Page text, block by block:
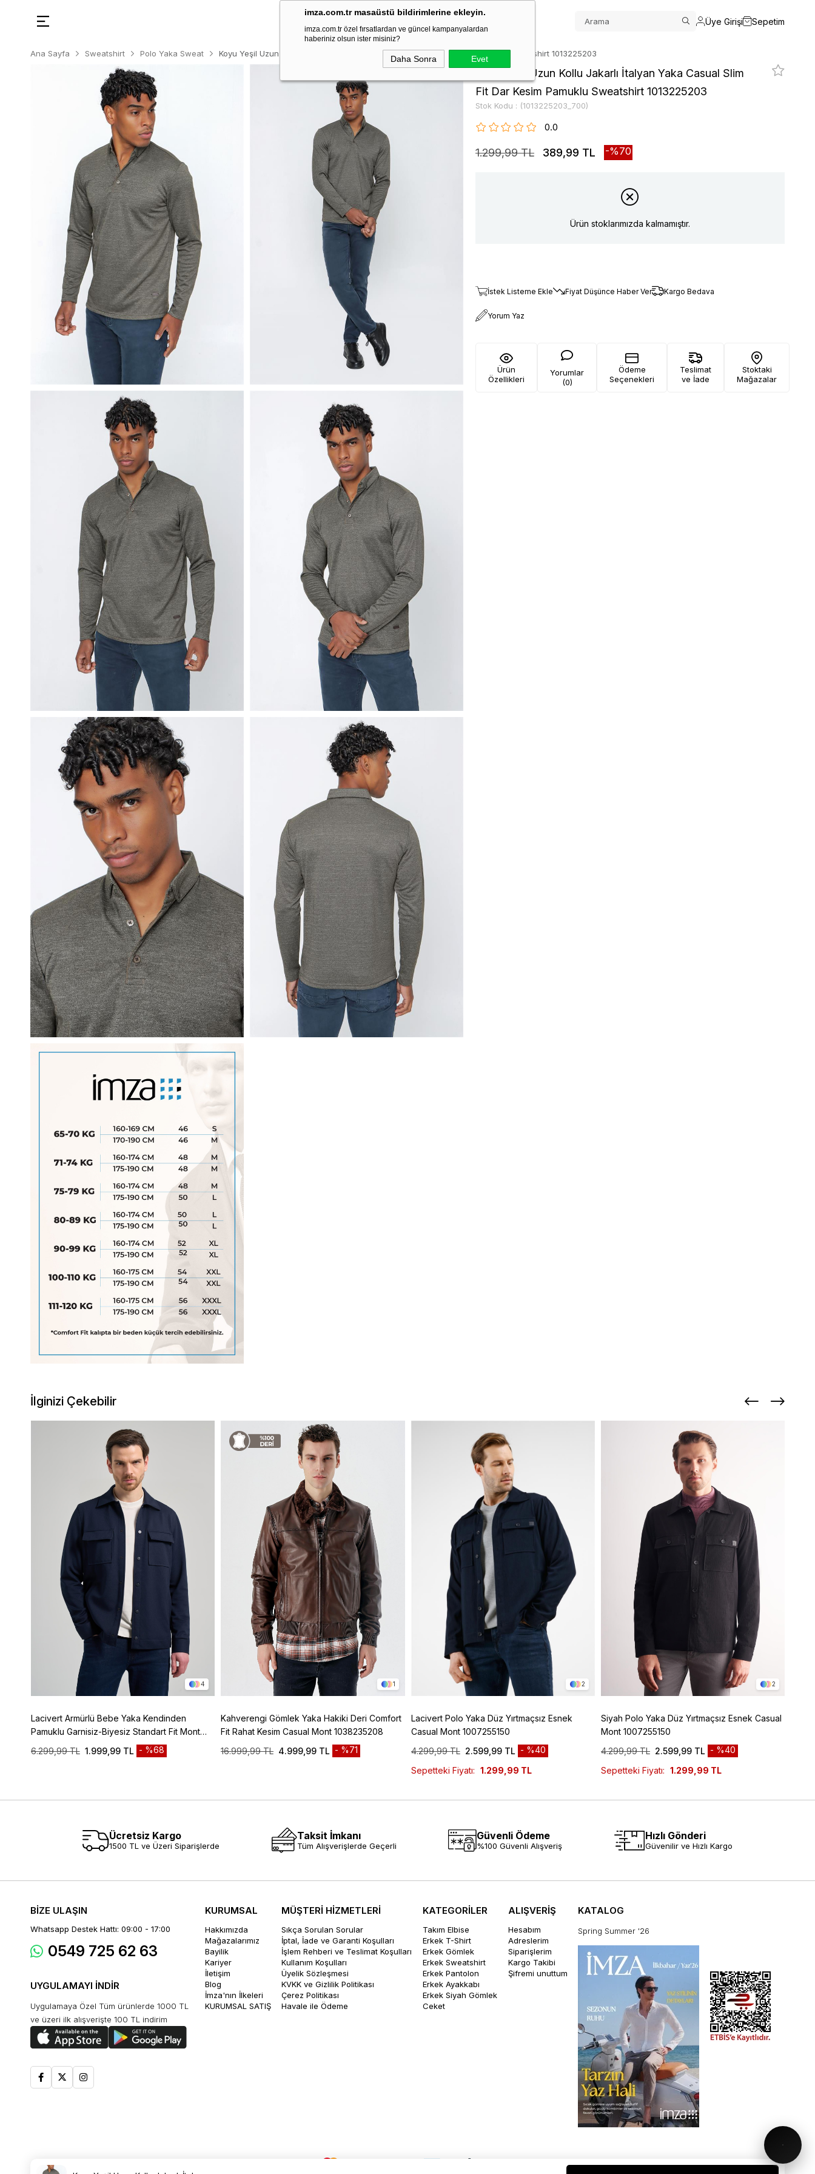
imza.com.tr masaüstü bildirimlerine ekleyin.
imza.com.tr özel fırsatlardan ve güncel kampanyalardan
haberiniz olsun ister misiniz?
Daha Sonra Evet
Üye Girişi Sepetim
Ana Sayfa Sweatshirt Polo Yaka Sweat Koyu Yeşil Uzun Kollu Jakarlı İtalyan Yaka Casual Slim Fit Dar Kesim Pamuklu Sweatshirt 1013225203
Koyu Yeşil Uzun Kollu Jakarlı İtalyan Yaka Casual Slim
Fit Dar Kesim Pamuklu Sweatshirt 1013225203
Stok Kodu (1013225203_700)
0.0
1.299,99 TL 389,99 TL 70
Ürün stoklarımızda kalmamıştır.
İstek Listeme Ekle Fiyat Düşünce Haber Ver Kargo Bedava
Yorum Yaz
Ürün
Özellikleri
Yorumlar
(0)
Ödeme
Seçenekleri
Teslimat
ve İade
Stoktaki
Mağazalar
İlginizi Çekebilir
4
Lacivert Armürlü Bebe Yaka Kendinden
Pamuklu Garnisiz-Biyesiz Standart Fit Mont
6.299,99 TL 1.999,99 TL %68
1
Kahverengi Gömlek Yaka Hakiki Deri Comfort
Fit Rahat Kesim Casual Mont 1038235208
16.999,99 TL 4.999,99 TL %71
2
Lacivert Polo Yaka Düz Yırtmaçsız Esnek
Casual Mont 1007255150
4.299,99 TL 2.599,99 TL
%40
Sepetteki Fiyatı: 1.299,99 TL
2
Siyah Polo Yaka Düz Yırtmaçsız Esnek Casual
Mont 1007255150
4.299,99 TL 2.599,99 TL
%40
Sepetteki Fiyatı: 1.299,99 TL
Ücretsiz Kargo
1500 TL ve Üzeri Siparişlerde
Taksit İmkanı
Tüm Alışverişlerde Geçerli
Güvenli Ödeme
%100 Güvenli Alışveriş
Hızlı Gönderi
Güvenilir ve Hızlı Kargo
BİZE ULAŞIN
Whatsapp Destek Hattı: 09:00 - 17:00
0549 725 62 63
UYGULAMAYI İNDİR
Uygulamaya Özel Tüm ürünlerde 1000 TL
ve üzeri ilk alışverişte 100 TL indirim
KURUMSAL
Hakkımızda
Mağazalarımız
Bayilik
Kariyer
İletişim
Blog
İmza'nın İlkeleri
KURUMSAL SATIŞ
MÜŞTERİ HİZMETLERİ
Sıkça Sorulan Sorular
İptal, İade ve Garanti Koşulları
İşlem Rehberi ve Teslimat Koşulları
Kullanım Koşulları
Üyelik Sözleşmesi
KVKK ve Gizlilik Politikası
Çerez Politikası
Havale ile Ödeme
KATEGORİLER
Takım Elbise
Erkek T-Shirt
Erkek Gömlek
Erkek Sweatshirt
Erkek Pantolon
Erkek Ayakkabı
Erkek Siyah Gömlek
Ceket
ALIŞVERİŞ
Hesabım
Adreslerim
Siparişlerim
Kargo Takibi
Şifremi unuttum
KATALOG
Spring Summer '26